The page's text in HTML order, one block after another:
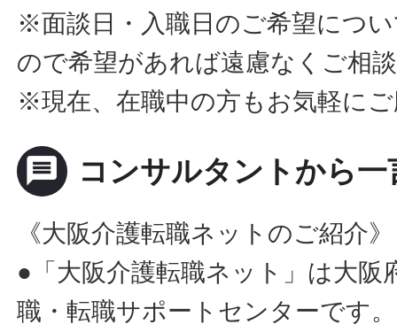
※面談日・入職日のご希望につ
ので希望があれば遠慮なくご相
※現在、在職中の方もお気軽に
message コンサルタントから一
《大阪介護転職ネットのご紹介》
●「大阪介護転職ネット」は大阪
職・転職サポートセンターです